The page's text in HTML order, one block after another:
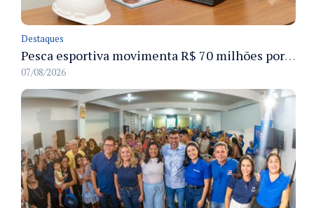
Destaques
Pesca esportiva movimenta R$ 70 milhões por ano e ganha espaço na economia sustentável do Amazonas
07/08/2026